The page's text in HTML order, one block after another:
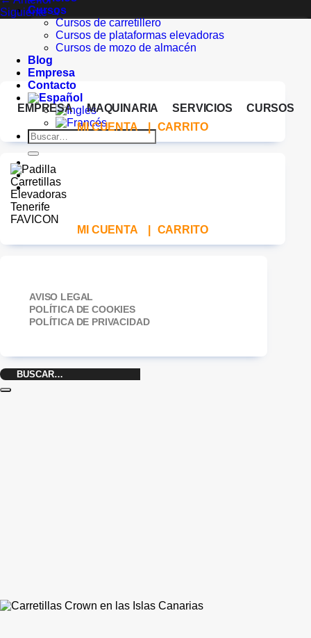
Cursos
Cursos de carretillero
Cursos de plataformas elevadoras
Cursos de mozo de almacén
Blog
Empresa
Contacto
Buscar
por:
Siguiente→
EMPRESA MAQUINARIA SERVICIOS
CURSOS
MI CUENTA
| CARRITO
MI CUENTA CARRITO
AVISO LEGAL
POLÍTICA DE COOKIES
POLÍTICA DE PRIVACIDAD
Buscar
por: